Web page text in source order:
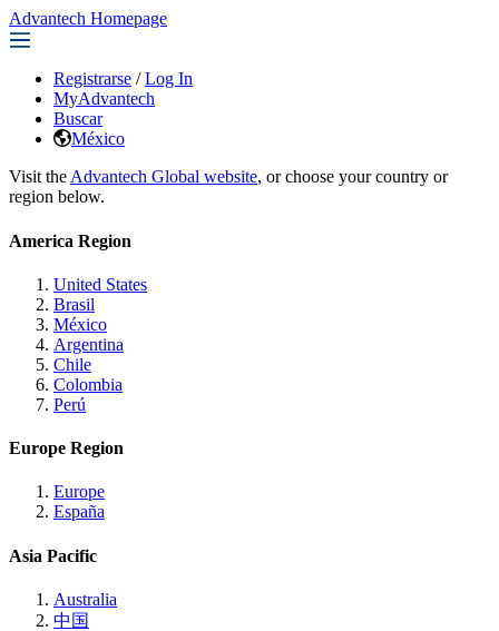
Advantech Homepage
Registrarse / Log In
MyAdvantech
Buscar
México
Visit the Advantech Global website, or choose your country or
region below.
America Region
United States
Brasil
México
Argentina
Chile
Colombia
Perú
Europe Region
Europe
España
Asia Pacific
Australia
中国